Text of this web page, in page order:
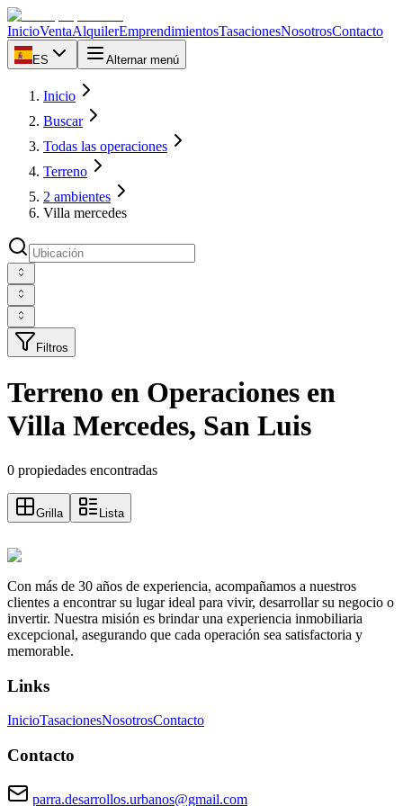
InicioVentaAlquilerEmprendimientosTasacionesNosotrosContacto
ES Alternar menú
Inicio
Buscar
Todas las operaciones
Terreno
2 ambientes
Villa mercedes
Filtros
Terreno en Operaciones en
Villa Mercedes, San Luis
0 propiedades encontradas
Grilla Lista
Con más de 30 años de experiencia, acompañamos a nuestros
clientes a encontrar su lugar ideal para vivir, desarrollar su negocio o
invertir. Nuestra misión es brindar una experiencia inmobiliaria
excepcional, asegurando que cada operación sea satisfactoria y
memorable.
Links
InicioTasacionesNosotrosContacto
Contacto
parra.desarrollos.urbanos@gmail.com